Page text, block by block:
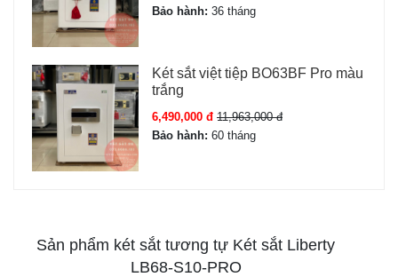
Bảo hành: 36 tháng
Két sắt việt tiệp BO63BF Pro màu
trắng
6,490,000 đ 11,963,000 đ
Bảo hành: 60 tháng
Sản phẩm két sắt tương tự Két sắt Liberty
LB68-S10-PRO